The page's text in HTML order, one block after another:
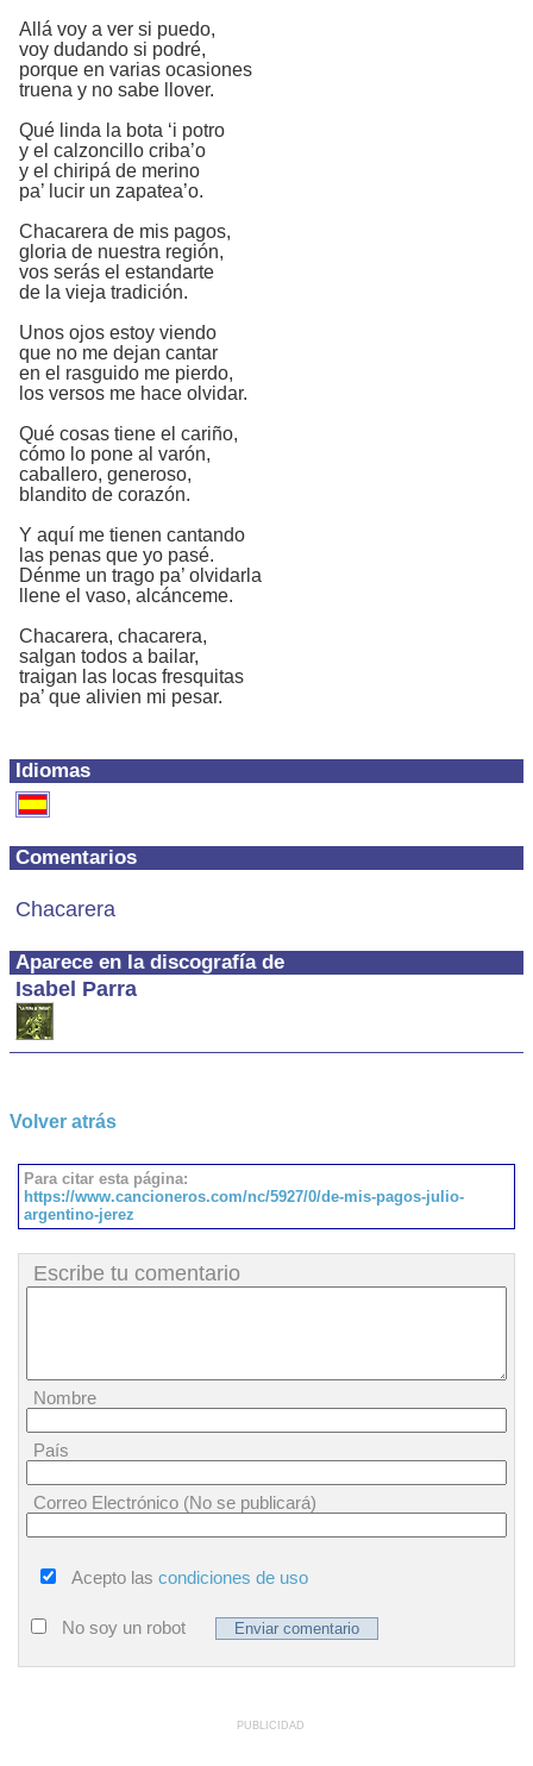
Idiomas
Comentarios
Chacarera
Aparece en la discografía de
Isabel Parra
Allá voy a ver si puedo,
voy dudando si podré,
porque en varias ocasiones
truena y no sabe llover.
Qué linda la bota ‘i potro
y el calzoncillo criba’o
y el chiripá de merino
pa’ lucir un zapatea’o.
Chacarera de mis pagos,
gloria de nuestra región,
vos serás el estandarte
de la vieja tradición.
Unos ojos estoy viendo
que no me dejan cantar
en el rasguido me pierdo,
los versos me hace olvidar.
Qué cosas tiene el cariño,
cómo lo pone al varón,
caballero, generoso,
blandito de corazón.
Y aquí me tienen cantando
las penas que yo pasé.
Dénme un trago pa’ olvidarla
llene el vaso, alcánceme.
Chacarera, chacarera,
salgan todos a bailar,
traigan las locas fresquitas
pa’ que alivien mi pesar.
Volver atrás
Para citar esta página:
https://www.cancioneros.com/nc/5927/0/de-mis-pagos-julio-
argentino-jerez
Escribe tu comentario
Nombre
País
Correo Electrónico (No se publicará)
Acepto las condiciones de uso
No soy un robot
PUBLICIDAD